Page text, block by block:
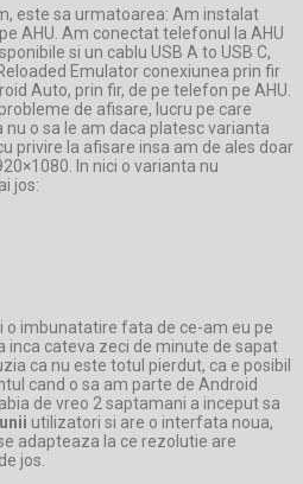
este sa urmatoarea: Am instalat
pe AHU. Am conectat telefonul la AHU
si un cablu USB A to USB C,
Emulator conexiunea prin fir
Auto, prin fir, de pe telefon pe AHU.
de afisare, lucru pe care
o sa le am daca platesc varianta
privire la afisare insa am de ales doar
In nici o varianta nu
jos:
o imbunatatire fata de ce-am eu pe
inca cateva zeci de minute de sapat
ca nu este totul pierdut, ca e posibil
cand o sa am parte de Android
de vreo 2 saptamani a inceput sa
unii utilizatori si are o interfata noua,
adapteaza la ce rezolutie are
jos.